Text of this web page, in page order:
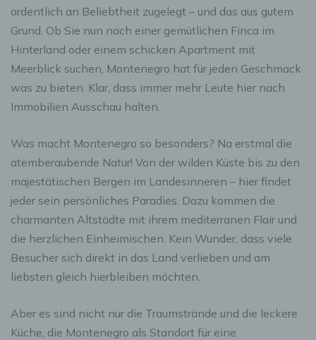
ordentlich an Beliebtheit zugelegt – und das aus gutem
Grund. Ob Sie nun nach einer gemütlichen Finca im
Hinterland oder einem schicken Apartment mit
Meerblick suchen, Montenegro hat für jeden Geschmack
was zu bieten. Klar, dass immer mehr Leute hier nach
Immobilien Ausschau halten.
Was macht Montenegro so besonders? Na erstmal die
atemberaubende Natur! Von der wilden Küste bis zu den
majestätischen Bergen im Landesinneren – hier findet
jeder sein persönliches Paradies. Dazu kommen die
charmanten Altstädte mit ihrem mediterranen Flair und
die herzlichen Einheimischen. Kein Wunder, dass viele
Besucher sich direkt in das Land verlieben und am
liebsten gleich hierbleiben möchten.
Aber es sind nicht nur die Traumstrände und die leckere
Küche, die Montenegro als Standort für eine